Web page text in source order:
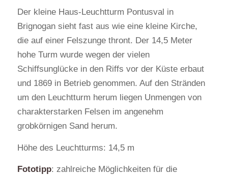
Der kleine Haus-Leuchtturm Pontusval in
Brignogan sieht fast aus wie eine kleine Kirche,
die auf einer Felszunge thront. Der 14,5 Meter
hohe Turm wurde wegen der vielen
Schiffsunglücke in den Riffs vor der Küste erbaut
und 1869 in Betrieb genommen. Auf den Stränden
um den Leuchtturm herum liegen Unmengen von
charakterstarken Felsen im angenehm
grobkörnigen Sand herum.
Höhe des Leuchtturms: 14,5 m
Fototipp: zahlreiche Möglichkeiten für die